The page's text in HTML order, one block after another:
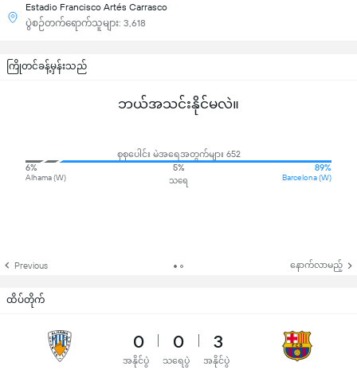
Estadio Francisco Artés Carrasco
ပွဲစဉ်တက်ရောက်သူများ: 3,618
ကြိုတင်ခန့်မှန်းသည်
ဘယ်အသင်းနိုင်မလဲ။
စုစုပေါင်း မဲအရေအတွက်များ 652
6%
Alhama (W)
5%
သရေ
89%
Barcelona (W)
Previous နောက်လာမည့်
ထိပ်တိုက်
0
အနိုင်ပွဲ
0
သရေပွဲ
3
အနိုင်ပွဲ